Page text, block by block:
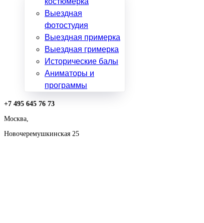
Выездная
фотостудия
Выездная примерка
Выездная гримерка
Исторические балы
Аниматоры и
программы
+7 495 645 76 73
Москва,
Новочеремушкинская 25